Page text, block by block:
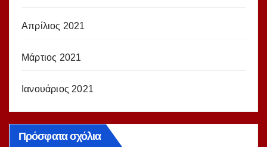
Απρίλιος 2021
Μάρτιος 2021
Ιανουάριος 2021
Πρόσφατα σχόλια